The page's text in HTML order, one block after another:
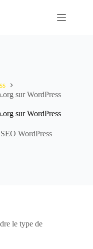
sur WordPress
sur WordPress
SEO WordPress
le type de